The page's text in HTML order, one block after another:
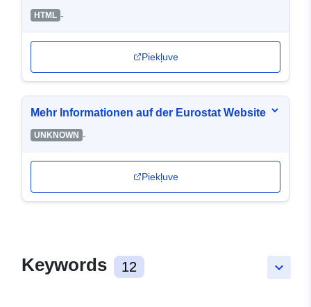
HTML -
Piekļuve
Mehr Informationen auf der Eurostat Website
UNKNOWN -
Piekļuve
keyboard_arrow_down
Keywords 12